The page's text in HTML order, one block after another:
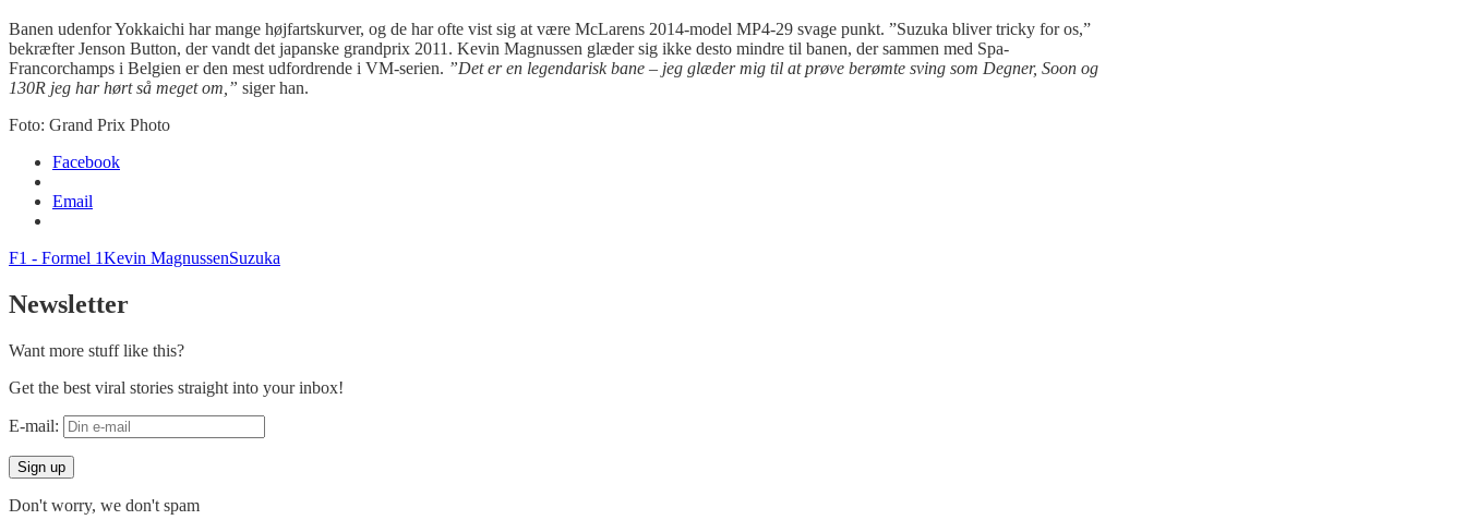
Banen udenfor Yokkaichi har mange højfartskurver, og de har ofte vist sig at være McLarens 2014-model MP4-29 svage punkt. ”Suzuka bliver tricky for os,”
bekræfter Jenson Button, der vandt det japanske grandprix 2011. Kevin Magnussen glæder sig ikke desto mindre til banen, der sammen med Spa-
Francorchamps i Belgien er den mest udfordrende i VM-serien. ”Det er en legendarisk bane – jeg glæder mig til at prøve berømte sving som Degner, Soon og
130R jeg har hørt så meget om,” siger han.
Foto: Grand Prix Photo
Facebook
Email
F1 - Formel 1Kevin MagnussenSuzuka
Newsletter
Want more stuff like this?
Get the best viral stories straight into your inbox!
E-mail:
Don't worry, we don't spam